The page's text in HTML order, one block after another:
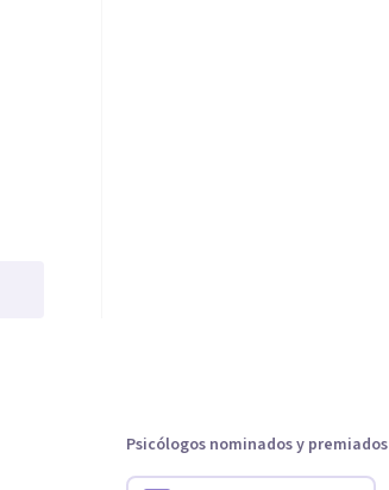
Psicólogos nominados y premiados